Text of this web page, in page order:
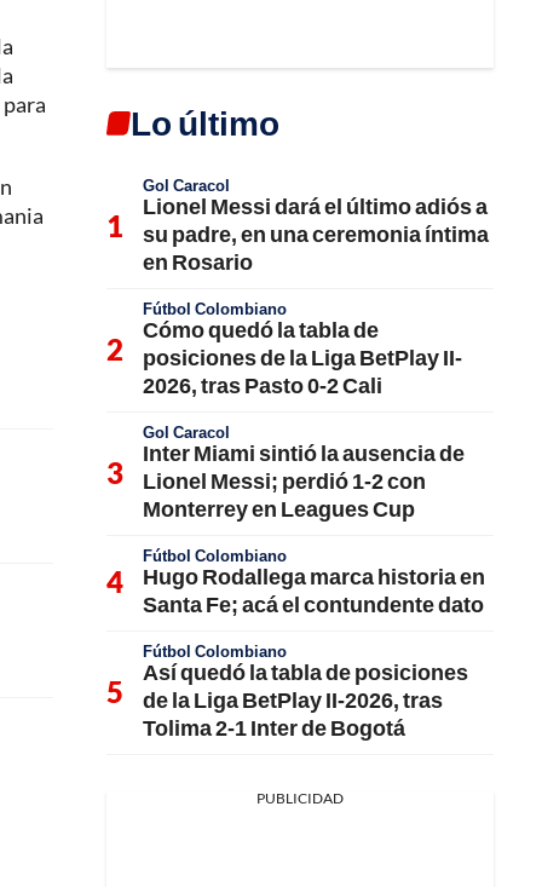
Lo último
Gol Caracol
Lionel Messi dará el último adiós a
su padre, en una ceremonia íntima
en Rosario
Fútbol Colombiano
Cómo quedó la tabla de
posiciones de la Liga BetPlay II-
2026, tras Pasto 0-2 Cali
Gol Caracol
Inter Miami sintió la ausencia de
Lionel Messi; perdió 1-2 con
Monterrey en Leagues Cup
Fútbol Colombiano
Hugo Rodallega marca historia en
Santa Fe; acá el contundente dato
Fútbol Colombiano
Así quedó la tabla de posiciones
de la Liga BetPlay II-2026, tras
Tolima 2-1 Inter de Bogotá
PUBLICIDAD